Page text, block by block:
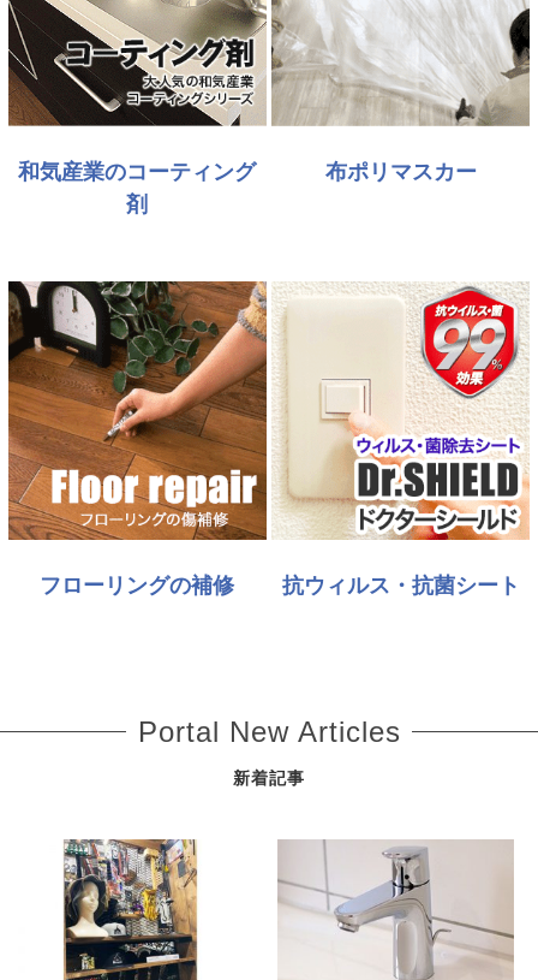
和気産業のコーティング
剤
布ポリマスカー
フローリングの補修 抗ウィルス・抗菌シート
Portal New Articles
新着記事